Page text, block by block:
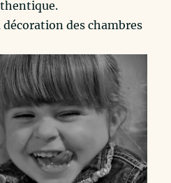
des chambres